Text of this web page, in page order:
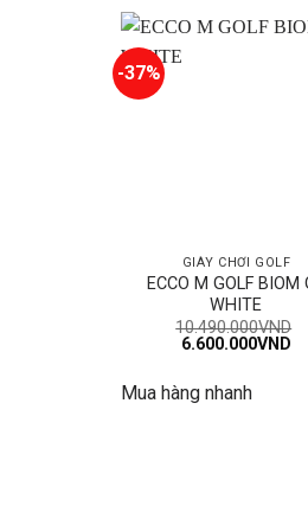
-37%
GIÀY CHƠI GOLF
ECCO M GOLF BIOM
WHITE
10.490.000VND
Giá
10.490.000VND.
6.600.000VNDGiá
Mua hàng nhanh